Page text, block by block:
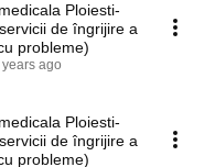
Ploiesti-
de îngrijire a
probleme)
years ago
Ploiesti-
de îngrijire a
probleme)